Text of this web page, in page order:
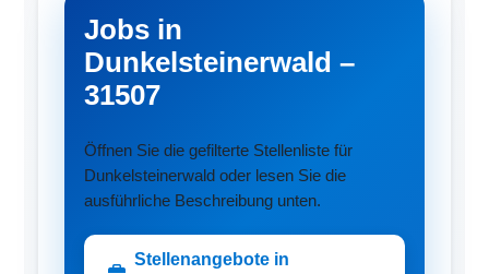
Jobs in
Dunkelsteinerwald –
31507
Öffnen Sie die gefilterte Stellenliste für
Dunkelsteinerwald oder lesen Sie die
ausführliche Beschreibung unten.
Stellenangebote in